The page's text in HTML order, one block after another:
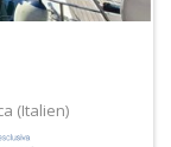
(Italien)